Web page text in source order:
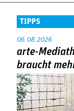
TIPPS
06.08.2026
arte-
braucht